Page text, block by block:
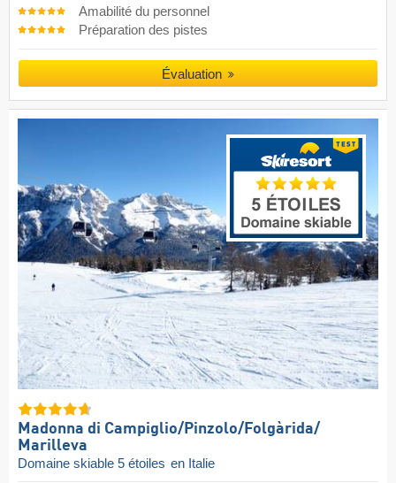
Amabilité du personnel
Préparation des pistes
Évaluation
Madonna di Campiglio/​Pinzolo/​Folgàrida/​
Marilleva
Domaine skiable 5 étoiles en Italie